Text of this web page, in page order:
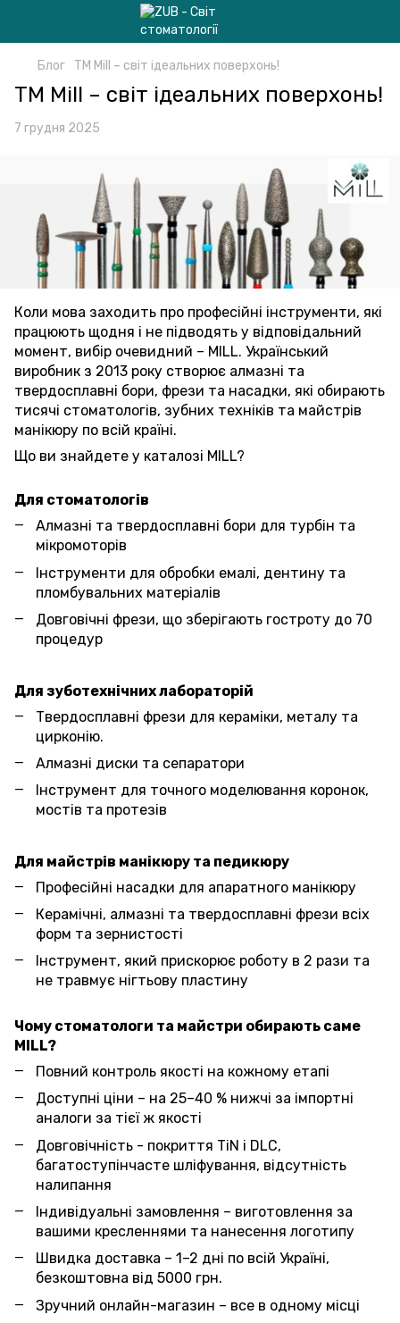
Блог ТМ Mill – світ ідеальних поверхонь!
ТМ Mill – світ ідеальних поверхонь!
7 грудня 2025
Коли мова заходить про професійні інструменти, які
працюють щодня і не підводять у відповідальний
момент, вибір очевидний – MILL. Український
виробник з 2013 року створює алмазні та
твердосплавні бори, фрези та насадки, які обирають
тисячі стоматологів, зубних техніків та майстрів
манікюру по всій країні.
Що ви знайдете у каталозі MILL?
Для стоматологів
Алмазні та твердосплавні бори для турбін та
мікромоторів
Інструменти для обробки емалі, дентину та
пломбувальних матеріалів
Довговічні фрези, що зберігають гостроту до 70
процедур
Для зуботехнічних лабораторій
Твердосплавні фрези для кераміки, металу та
цирконію.
Алмазні диски та сепаратори
Інструмент для точного моделювання коронок,
мостів та протезів
Для майстрів манікюру та педикюру
Професійні насадки для апаратного манікюру
Керамічні, алмазні та твердосплавні фрези всіх
форм та зернистості
Інструмент, який прискорює роботу в 2 рази та
не травмує нігтьову пластину
Чому стоматологи та майстри обирають саме
MILL?
Повний контроль якості на кожному етапі
Доступні ціни – на 25–40 % нижчі за імпортні
аналоги за тієї ж якості
Довговічність - покриття TiN і DLC,
багатоступінчасте шліфування, відсутність
налипання
Індивідуальні замовлення – виготовлення за
вашими кресленнями та нанесення логотипу
Швидка доставка – 1–2 дні по всій Україні,
безкоштовна від 5000 грн.
Зручний онлайн-магазин – все в одному місці